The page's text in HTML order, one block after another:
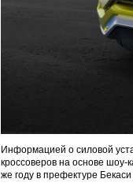
Информацией о силовой
кроссоверов на основе шоу-
же году в префектуре